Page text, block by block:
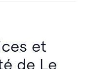
et
de Le